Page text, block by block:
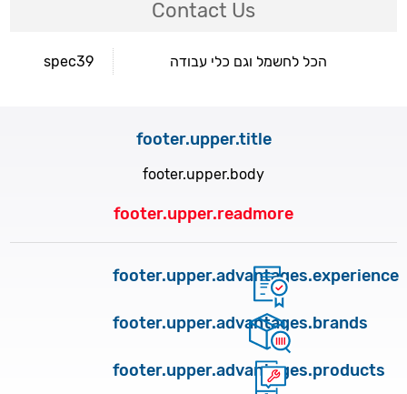
Contact Us
spec39 הכל לחשמל וגם כלי עבודה
footer.upper.title
footer.upper.body
footer.upper.readmore
footer.upper.advantages.experience
footer.upper.advantages.brands
footer.upper.advantages.products